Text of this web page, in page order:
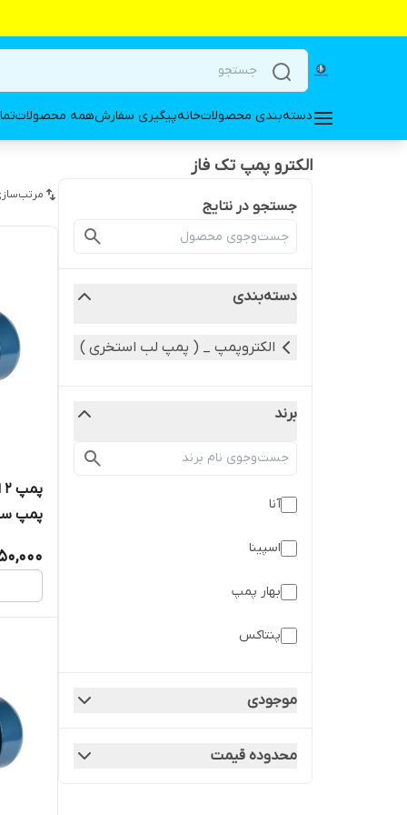
دسته‌بندی محصولاتخانهپیگیری سفارشهمه محصولات
الکترو پمپ تک فاز
جستجو در نتایج
دسته‌بندی
الکتروپمپ _ ( پمپ لب استخری )
برند
آنا
اسپینا
بهار پمپ
پنتاکس
دیزل ساز
موجودی
محدوده قیمت
پمپ